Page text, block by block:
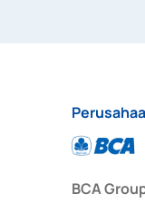
BCA